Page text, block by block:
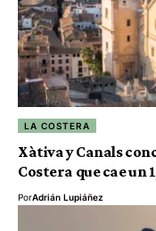
LA COSTERA
Xàtiva y Canals
Costera que cae un
PorAdrián Lupiáñez